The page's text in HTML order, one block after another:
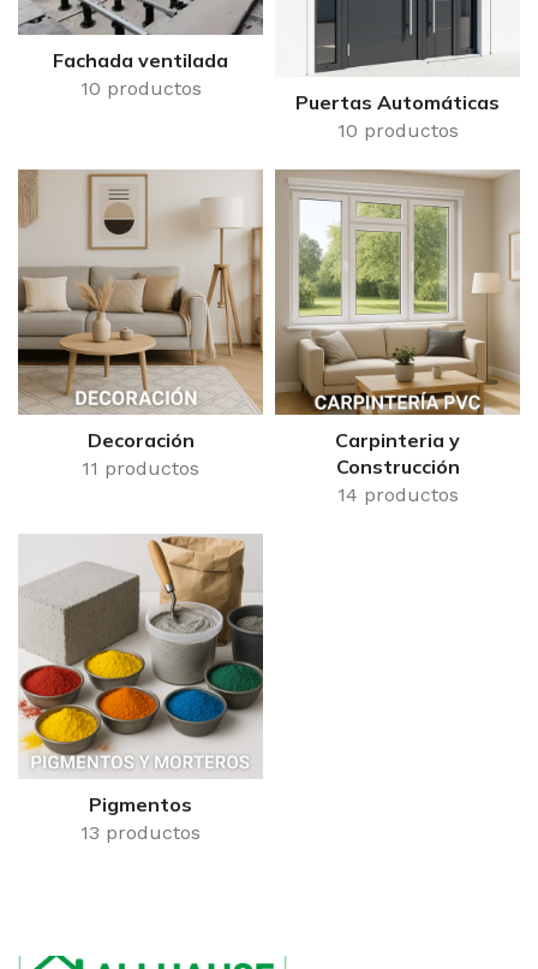
Fachada ventilada
10 productos
Puertas Automáticas
10 productos
Decoración
11 productos
Carpinteria y
Construcción
14 productos
Pigmentos
13 productos